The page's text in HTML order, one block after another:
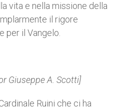
vita e nella missione della
il rigore
per il Vangelo.
Giuseppe A. Scotti]
Ruini che ci ha